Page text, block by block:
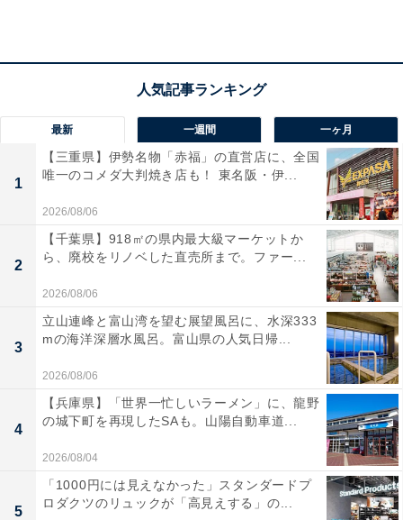
袋にボタンはついていない
今回発売になった新色は、たたむことでコンパクトサイ
ズになります。以前は袋にボタンがついていたのです
が、今回からボタンはなしに。袋にたたんだバッグを入
れるだけとなっています。
最新 一週間 一ヶ月
1
【三重県】伊勢名物「赤福」の直営店に、全国
唯一のコメダ大判焼き店も！ 東名阪・伊...
2026/08/06
2
【千葉県】918㎡の県内最大級マーケットか
ら、廃校をリノベした直売所まで。ファー...
2026/08/06
3
立山連峰と富山湾を望む展望風呂に、水深333
mの海洋深層水風呂。富山県の人気日帰...
2026/08/06
4
【兵庫県】「世界一忙しいラーメン」に、龍野
の城下町を再現したSAも。山陽自動車道...
2026/08/04
5
「1000円には見えなかった」スタンダードプ
ロダクツのリュックが「高見えする」の...